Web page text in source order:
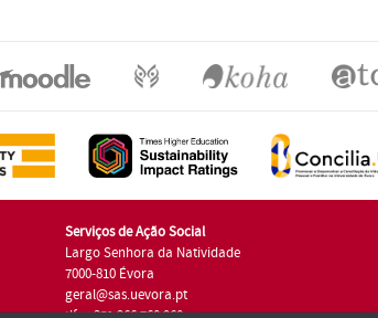
Serviços de Ação Social
Largo Senhora da Natividade
7000-810 Évora
geral@sas.uevora.pt